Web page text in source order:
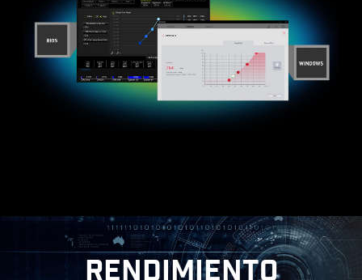
DISEÑO AMISTOSO
CERTIFICADO PARA WINDOWS
RENDIMIENTO